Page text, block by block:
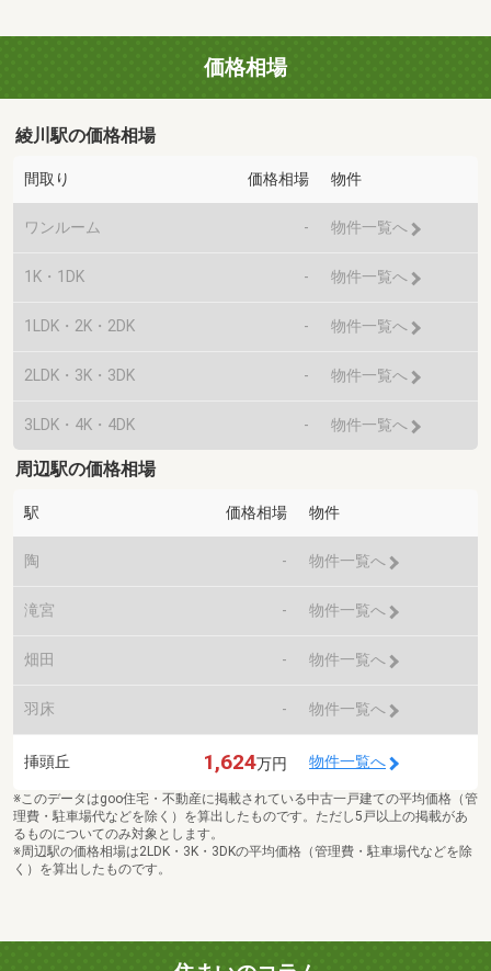
価格相場
綾川駅の価格相場
間取り 価格相場 物件
ワンルーム - 物件一覧へ
1K・1DK - 物件一覧へ
1LDK・2K・2DK - 物件一覧へ
2LDK・3K・3DK - 物件一覧へ
3LDK・4K・4DK - 物件一覧へ
周辺駅の価格相場
駅 価格相場 物件
陶 - 物件一覧へ
滝宮 - 物件一覧へ
畑田 - 物件一覧へ
羽床 - 物件一覧へ
挿頭丘 1,624万円 物件一覧へ
※このデータはgoo住宅・不動産に掲載されている中古一戸建ての平均価格（管
理費・駐車場代などを除く）を算出したものです。ただし5戸以上の掲載があ
るものについてのみ対象とします。
※周辺駅の価格相場は2LDK・3K・3DKの平均価格（管理費・駐車場代などを除
く）を算出したものです。